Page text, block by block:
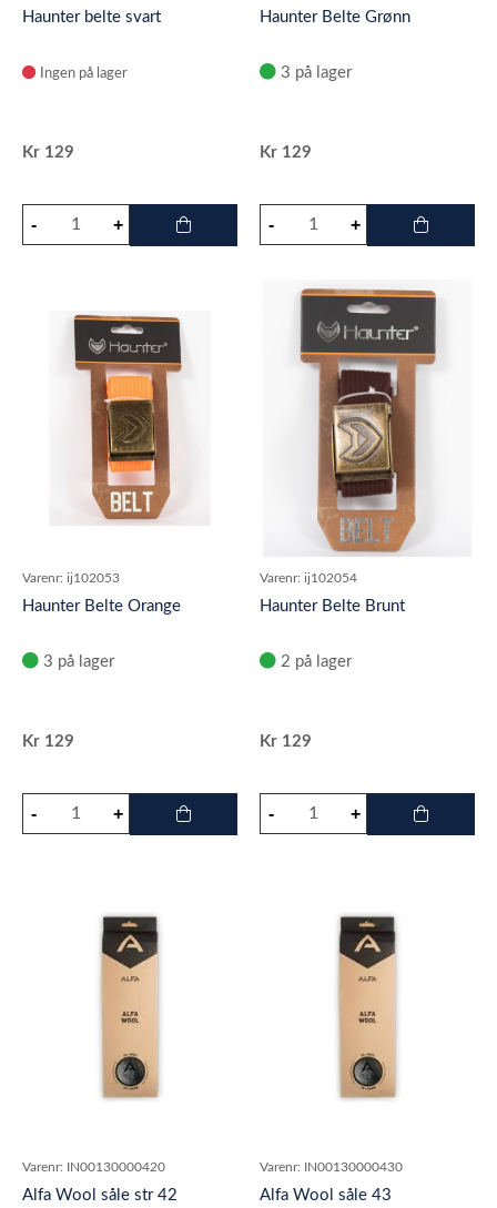
Haunter belte svart
Ingen på lager
Kr 129
Haunter Belte Grønn
3 på lager
Kr 129
Varenr: ij102053
Haunter Belte Orange
3 på lager
Kr 129
Varenr: ij102054
Haunter Belte Brunt
2 på lager
Kr 129
Varenr: IN00130000420
Alfa Wool såle str 42
Varenr: IN00130000430
Alfa Wool såle 43